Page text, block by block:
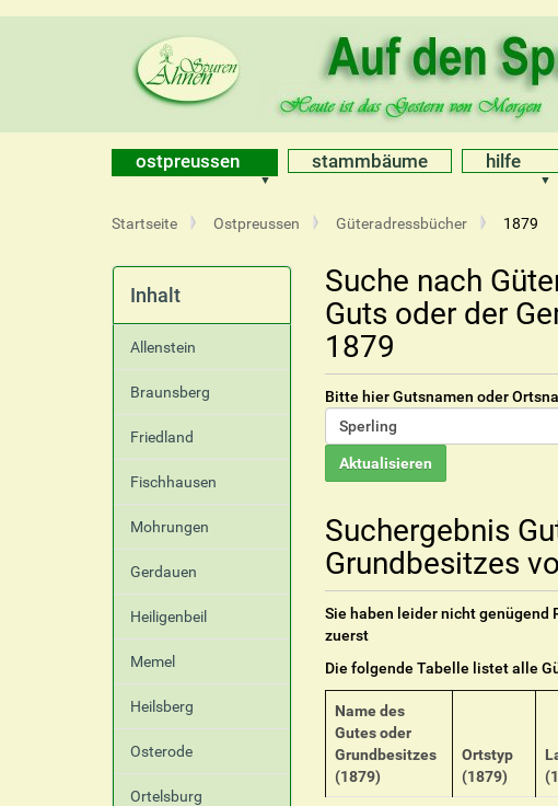
ostpreussen stammbäume hilfe
S
e
h
e
Startseite Ostpreussen Güteradressbücher 1879
Suche nach
Guts oder der
1879
Bitte hier Gutsnamen oder
Suchergebnis
Grundbesitzes
Sie haben leider nicht genügend
zuerst
Die folgende Tabelle listet alle
Name des
Gutes oder
Grundbesitzes
(1879)
Ortstyp
(1879)
Inhalt
Allenstein
Braunsberg
Friedland
Fischhausen
Mohrungen
Gerdauen
Heiligenbeil
Memel
Heilsberg
Osterode
Ortelsburg